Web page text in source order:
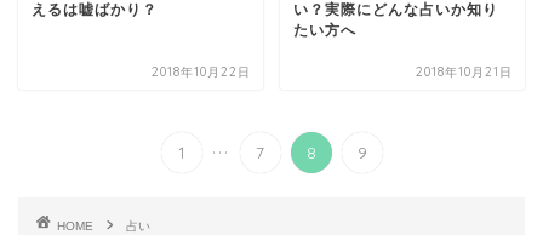
えるは嘘ばかり？
2018年10月22日
い？実際にどんな占いか知り
たい方へ
2018年10月21日
1 ... 7 8 9
HOME 占い